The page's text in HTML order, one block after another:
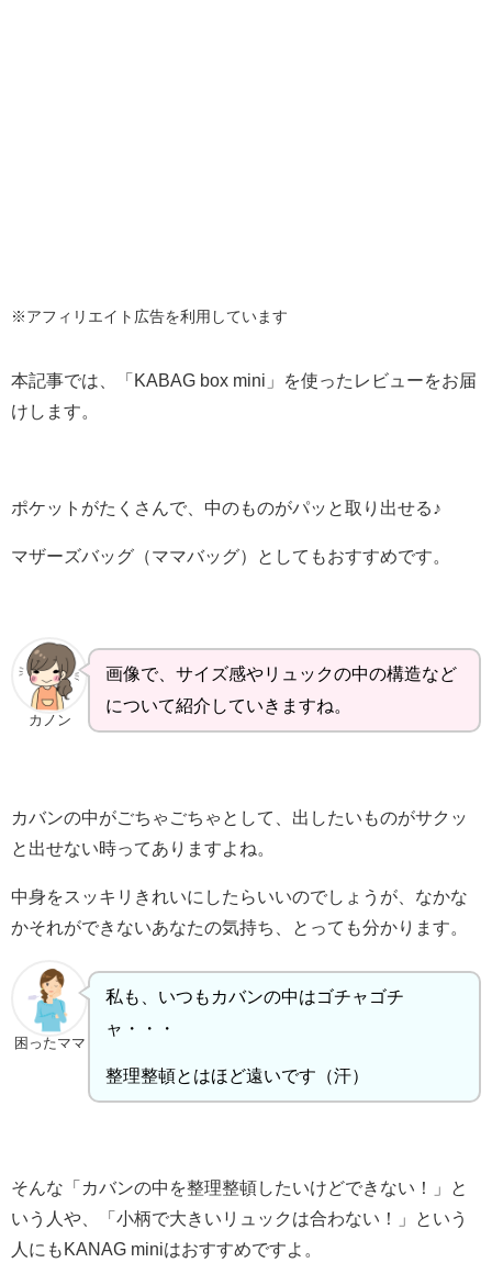
※アフィリエイト広告を利用しています
本記事では、「KABAG box mini」を使ったレビューをお届
けします。
ポケットがたくさんで、中のものがパッと取り出せる♪
マザーズバッグ（ママバッグ）としてもおすすめです。
カノン
画像で、サイズ感やリュックの中の構造など
について紹介していきますね。
カバンの中がごちゃごちゃとして、出したいものがサクッ
と出せない時ってありますよね。
中身をスッキリきれいにしたらいいのでしょうが、なかな
かそれができないあなたの気持ち、とっても分かります。
困ったママ
私も、いつもカバンの中はゴチャゴチ
ャ・・・
整理整頓とはほど遠いです（汗）
そんな「カバンの中を整理整頓したいけどできない！」と
いう人や、「小柄で大きいリュックは合わない！」という
人にもKANAG miniはおすすめですよ。